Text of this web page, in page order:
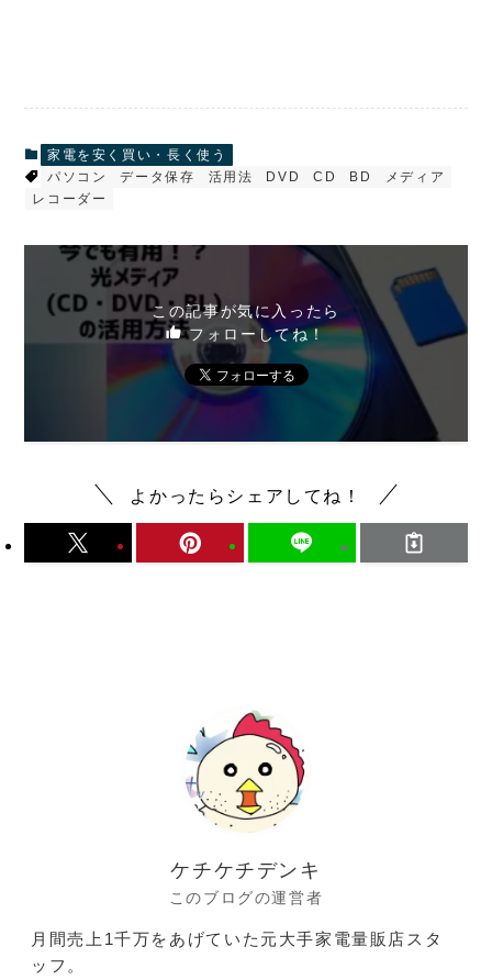
家電を安く買い・長く使う
パソコン
データ保存 活用法 DVD CD BD
メディア
レコーダー
この記事が気に入ったら
フォローしてね！
よかったらシェアしてね！
ケチケチデンキ
このブログの運営者
月間売上1千万をあげていた元大手家電量販店スタ
ッフ。